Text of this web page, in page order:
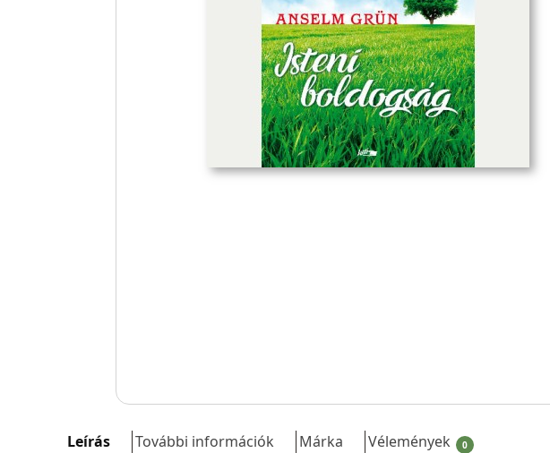
Leírás További információk Márka Vélemények 0